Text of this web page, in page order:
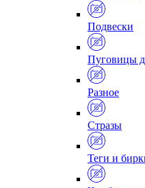
Подвески
Пуговицы
Разное
Стразы
Теги и